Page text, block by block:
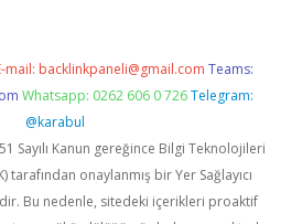
mail: backlinkpaneli@gmail.com Teams:
Whatsapp: 0262 606 0 726 Telegram:
@karabul
Sayılı Kanun gereğince Bilgi Teknolojileri
tarafından onaylanmış bir Yer Sağlayıcı
Bu nedenle, sitedeki içerikleri proaktif